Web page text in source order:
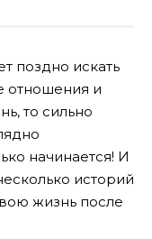
поздно искать
отношения и
то сильно
начинается! И
историй
жизнь после